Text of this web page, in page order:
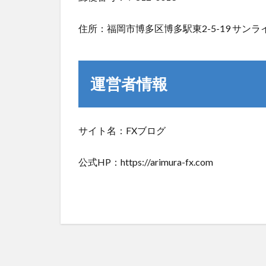
住所：福岡市博多区博多駅東2-5-19 サンラ
運営者情報
サイト名：FXブログ
公式HP：https://arimura-fx.com